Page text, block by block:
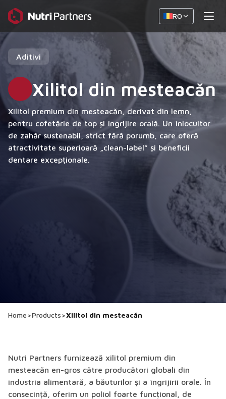
RO
Aditivi
Xilitol din mesteacăn
Xilitol premium din mesteacăn, derivat din lemn,
pentru cofetărie de top și îngrijire orală. Un înlocuitor
de zahăr sustenabil, strict fără porumb, care oferă
atractivitate superioară „clean-label” și beneficii
dentare excepționale.
Home>Products>Xilitol din mesteacăn
Nutri Partners furnizează xilitol premium din
mesteacăn en-gros către producători globali din
industria alimentară, a băuturilor și a îngrijirii orale. În
consecință, oferim un poliol foarte funcțional, de